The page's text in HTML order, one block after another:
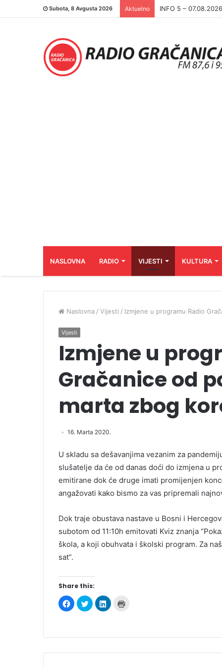
Subota, 8 Avgusta 2026 Aktuelno INFO 5 – 06.08.2026.
NASLOVNA RADIO VIJESTI KULTURA
Naslovna / Vijesti / Izmjene u programu Radio
Vijesti
Izmjene u
Gračanice od
marta zbog
16. Marta 2020.
U skladu sa dešavanjima vezanim za
slušatelje da će od danas doći do izmjena u
emitirane dok će druge imati promijenjen
angažovati kako bismo za vas pripremali
Dok traje obustava nastave u Bosni i
subotom od 11:10h emitovati Kviz znanja
škola, a koji obuhvata i školski program. Za
sat”.
Share this:
C
l
o
a
C
l
o
a
C
l
o
a
o
i